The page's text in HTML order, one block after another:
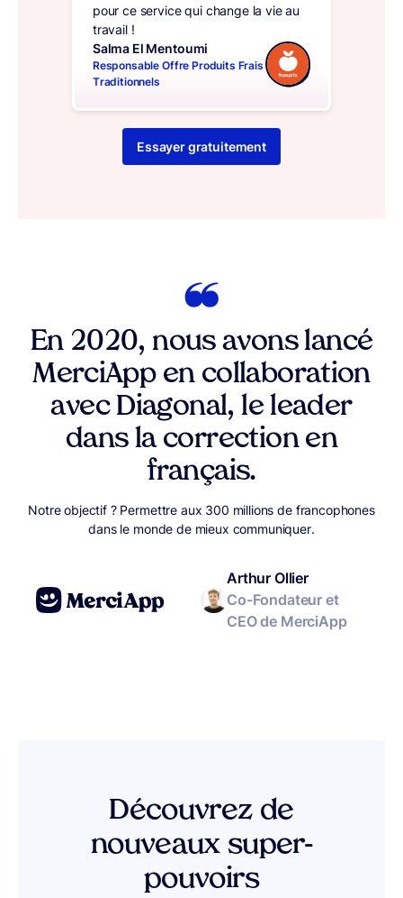
pour ce service qui change la vie au
travail !
Salma El Mentoumi
Responsable Offre Produits Frais
Traditionnels
Essayer gratuitement
En 2020, nous avons lancé
MerciApp en collaboration
avec Diagonal, le leader
dans la correction en
français.
Notre objectif ? Permettre aux 300 millions de francophones
dans le monde de mieux communiquer.
Arthur Ollier
Co-Fondateur et
CEO de MerciApp
Découvrez de
nouveaux super-
pouvoirs